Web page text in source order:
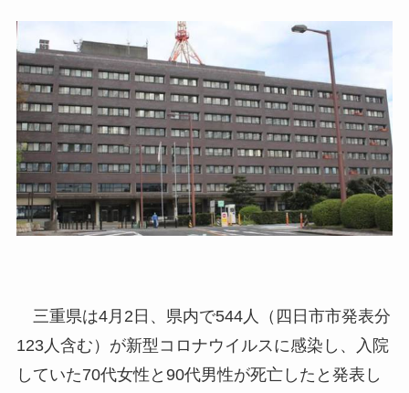
三重県は4月2日、県内で544人（四日市市発表分
123人含む）が新型コロナウイルスに感染し、入院
していた70代女性と90代男性が死亡したと発表し